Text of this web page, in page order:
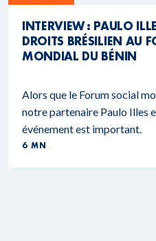
INTERVIEW : PAULO
DROITS BRÉSILIEN AU
MONDIAL DU BÉNIN
Alors que le Forum social
notre partenaire Paulo Illes
événement est important.
6 MN